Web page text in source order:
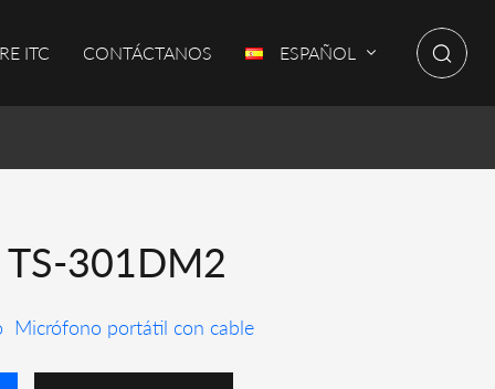
ITC CONTÁCTANOS ESPAÑOL
301DM2
Micrófono portátil con cable